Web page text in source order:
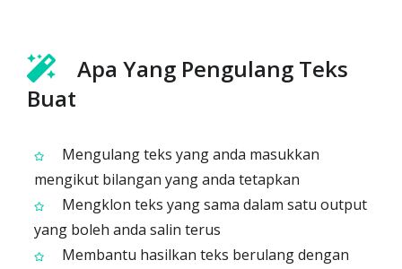
Apa Yang Pengulang Teks
Buat
Mengulang teks yang anda masukkan
mengikut bilangan yang anda tetapkan
Mengklon teks yang sama dalam satu output
yang boleh anda salin terus
Membantu hasilkan teks berulang dengan